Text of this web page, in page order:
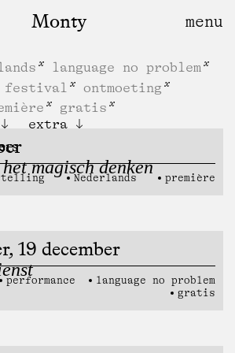
Monty
language no problem
festival
ontmoeting
gratis
extra
magisch denken
Nederlands première
19 december
performance
language no problem
gratis